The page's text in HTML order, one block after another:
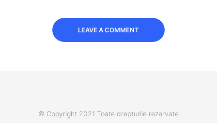
LEAVE A COMMENT
© Copyright 2021 Toate drepturile rezervate